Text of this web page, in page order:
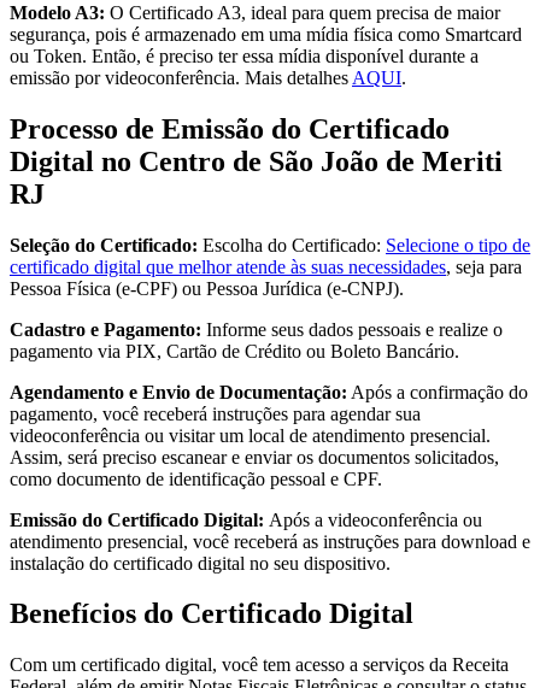
Modelo A3: O Certificado A3, ideal para quem precisa de maior
segurança, pois é armazenado em uma mídia física como Smartcard
ou Token. Então, é preciso ter essa mídia disponível durante a
emissão por videoconferência. Mais detalhes AQUI.
Processo de Emissão do Certificado
Digital no Centro de São João de Meriti
RJ
Seleção do Certificado: Escolha do Certificado: Selecione o tipo de
certificado digital que melhor atende às suas necessidades, seja para
Pessoa Física (e-CPF) ou Pessoa Jurídica (e-CNPJ).
Cadastro e Pagamento: Informe seus dados pessoais e realize o
pagamento via PIX, Cartão de Crédito ou Boleto Bancário.
Agendamento e Envio de Documentação: Após a confirmação do
pagamento, você receberá instruções para agendar sua
videoconferência ou visitar um local de atendimento presencial.
Assim, será preciso escanear e enviar os documentos solicitados,
como documento de identificação pessoal e CPF.
Emissão do Certificado Digital: Após a videoconferência ou
atendimento presencial, você receberá as instruções para download e
instalação do certificado digital no seu dispositivo.
Benefícios do Certificado Digital
Com um certificado digital, você tem acesso a serviços da Receita